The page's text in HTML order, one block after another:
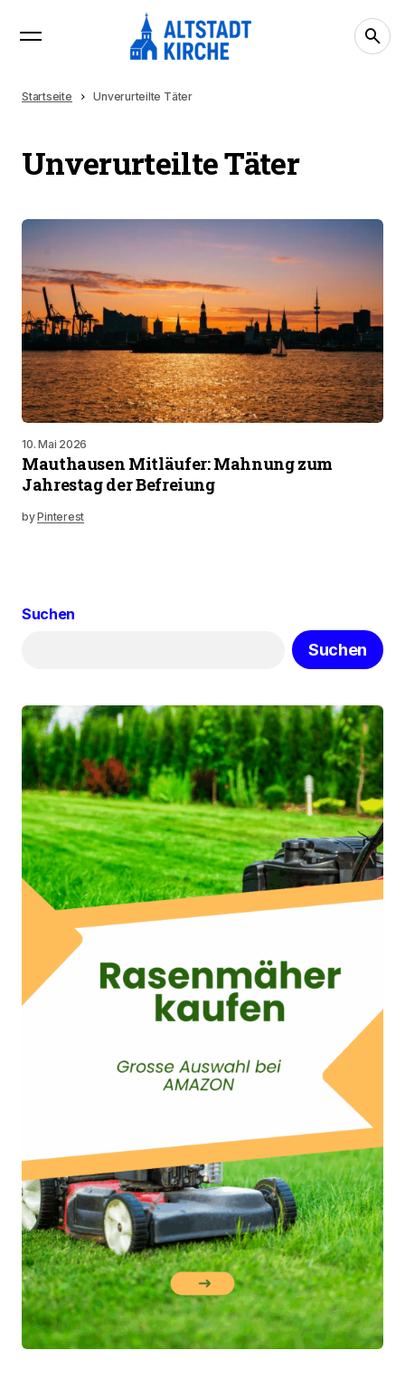
Startseite Unverurteilte Täter
Unverurteilte Täter
10. Mai 2026
Mauthausen Mitläufer: Mahnung zum
Jahrestag der Befreiung
byPinterest
Suchen
Suchen